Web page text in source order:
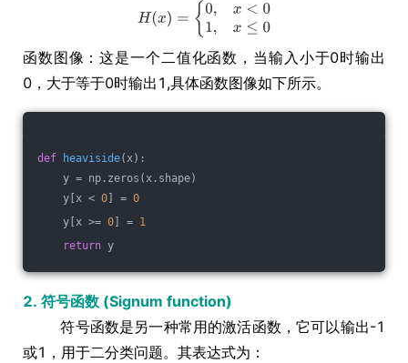
函数图像：这是一个二值化函数，当输入小于0时输出
0，大于等于0时输出1,具体函数图像如下所示。
def heaviside(x) :
y = np.zeros(x.shape)
y[x < 0 ] = 0
y[x >= 0 ] = 1
return y
2. 符号函数 (Signum function)
符号函数是另一种常用的激活函数，它可以输出-1
或1，用于二分类问题。其表达式为：